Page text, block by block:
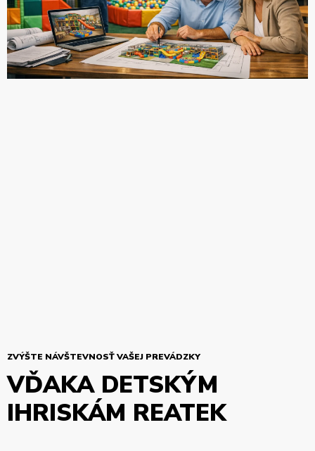
ZVÝŠTE NÁVŠTEVNOSŤ VAŠEJ PREVÁDZKY
VĎAKA DETSKÝM
IHRISKÁM REATEK